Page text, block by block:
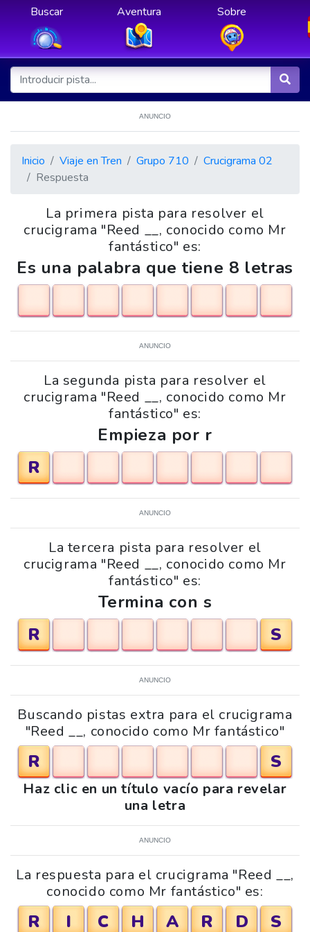
Buscar Aventura Sobre
ANUNCIO
Inicio Viaje en Tren Grupo 710
Crucigrama 02
Respuesta
La primera pista para resolver el
crucigrama "Reed __, conocido como Mr
fantástico" es:
Es una palabra que tiene 8 letras
ANUNCIO
La segunda pista para resolver el
crucigrama "Reed __, conocido como Mr
fantástico" es:
Empieza por r
R
ANUNCIO
La tercera pista para resolver el
crucigrama "Reed __, conocido como Mr
fantástico" es:
Termina con s
R
S
ANUNCIO
Buscando pistas extra para el crucigrama
"Reed __, conocido como Mr fantástico"
R S
Haz clic en un título vacío para revelar
una letra
ANUNCIO
La respuesta para el crucigrama "Reed __,
conocido como Mr fantástico" es:
R I C H A R D S